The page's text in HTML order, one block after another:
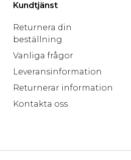
Kundtjänst
Returnera din
beställning
Vanliga frågor
Leveransinformation
Returnerar information
Kontakta oss